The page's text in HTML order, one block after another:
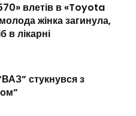
влетів в «Toyota
жінка загинула,
в лікарні
стукнувся з